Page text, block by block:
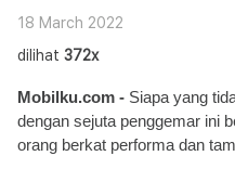
18 March 2022
dilihat 372x
Mobilku.com - Siapa yang
dengan sejuta penggemar ini
orang berkat performa dan